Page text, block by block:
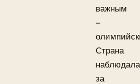
важным
–
Страна
наблюдала
за